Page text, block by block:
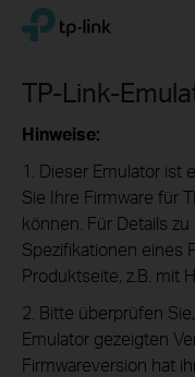
Click
the
navigation
TP-Link, Reliably Smart
TP-Link-
Hinweise:
1. Dieser Emulator ist
Sie Ihre Firmware für
können. Für Details
Spezifikationen eines
Produktseite, z.B. mit
2. Bitte überprüfen
Emulator gezeigten
Firmwareversion hat